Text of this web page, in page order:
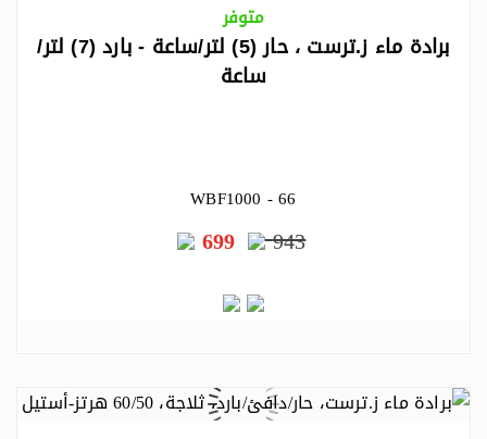
متوفر
برادة ماء ز.ترست ، حار (5) لتر/ساعة - بارد (7) لتر/
ساعة
WBF1000 - 66
943
699